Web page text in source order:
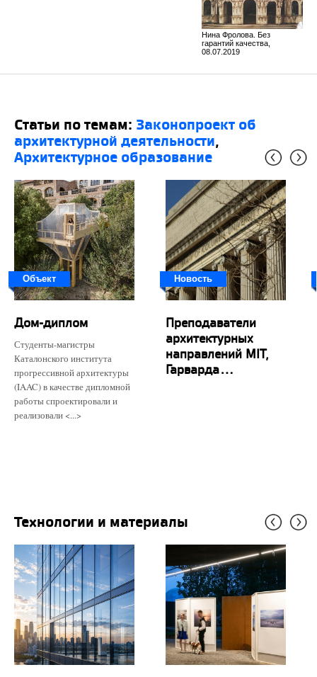
Нина Фролова. Без
гарантий качества,
08.07.2019
Статьи по темам: Законопроект об
архитектурной деятельности,
Архитектурное образование
Объект
Дом-диплом
Студенты-магистры
Каталонского института
прогрессивной архитектуры
(IAAC) в качестве дипломной
работы спроектировали и
реализовали <...>
Новость
Преподаватели
архитектурных
направлений MIT,
Гарварда...
Технологии и материалы